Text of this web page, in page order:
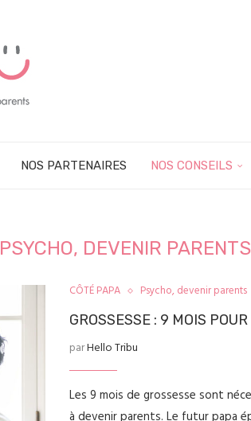
NOS PARTENAIRES NOS CONSEILS
PSYCHO, DEVENIR PARENTS
CÔTÉ PAPA Psycho, devenir parents
GROSSESSE : 9 MOIS
parHello Tribu
Les 9 mois de grossesse sont
à devenir parents. Le futur papa